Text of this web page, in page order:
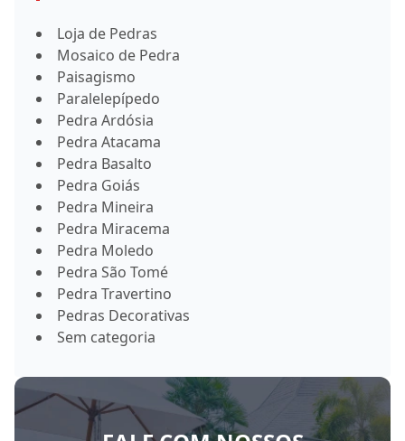
Loja de Pedras
Mosaico de Pedra
Paisagismo
Paralelepípedo
Pedra Ardósia
Pedra Atacama
Pedra Basalto
Pedra Goiás
Pedra Mineira
Pedra Miracema
Pedra Moledo
Pedra São Tomé
Pedra Travertino
Pedras Decorativas
Sem categoria